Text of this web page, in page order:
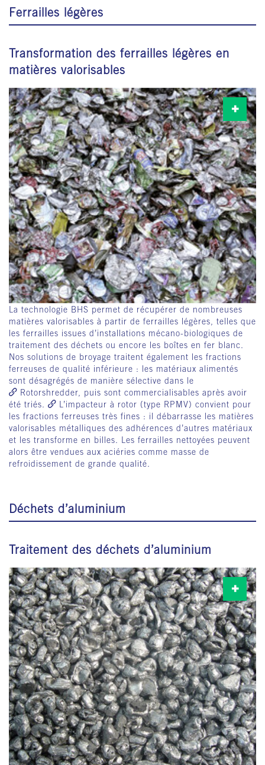
Ferrailles légères
Transformation des ferrailles légères en
matières valorisables
La technologie BHS permet de récupérer de nombreuses
matières valorisables à partir de ferrailles légères, telles que
les ferrailles issues d’installations mécano-biologiques de
traitement des déchets ou encore les boîtes en fer blanc.
Nos solutions de broyage traitent également les fractions
ferreuses de qualité inférieure : les matériaux alimentés
sont désagrégés de manière sélective dans le
Rotorshredder , puis sont commercialisables après avoir
été triés.
L’impacteur à rotor (type RPMV) convient pour
les fractions ferreuses très fines : il débarrasse les matières
valorisables métalliques des adhérences d’autres matériaux
et les transforme en billes. Les ferrailles nettoyées peuvent
alors être vendues aux aciéries comme masse de
refroidissement de grande qualité.
Déchets d’aluminium
Traitement des déchets d’aluminium